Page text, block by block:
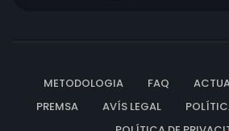
METODOLOGIA FAQ
PREMSA
AVÍS LEGAL